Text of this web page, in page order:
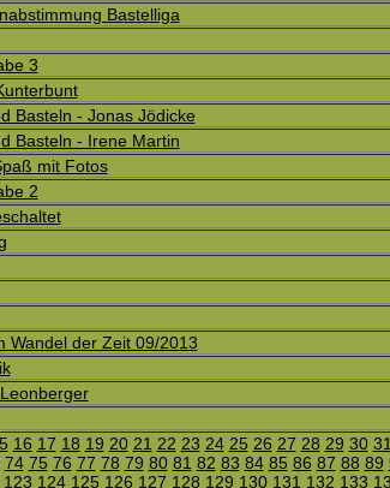
Bastelliga
3
Basteln - Jonas Jödicke
Basteln - Irene Martin
mit Fotos
2
Wandel der Zeit 09/2013
16 17 18 19 20 21 22 23 24 25 26 27 28 29 30 31
74 75 76 77 78 79 80 81 82 83 84 85 86 87 88 89
123 124 125 126 127 128 129 130 131 132 133